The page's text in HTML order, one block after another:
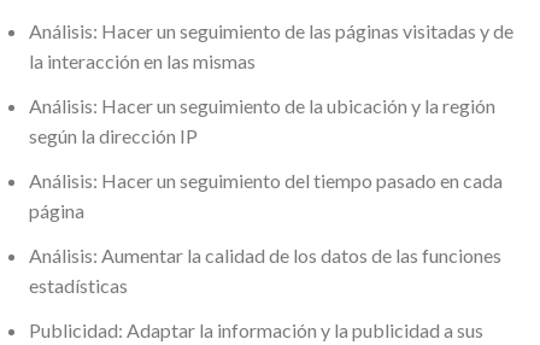
Análisis: Hacer un seguimiento de las páginas visitadas y de
la interacción en las mismas
Análisis: Hacer un seguimiento de la ubicación y la región
según la dirección IP
Análisis: Hacer un seguimiento del tiempo pasado en cada
página
Análisis: Aumentar la calidad de los datos de las funciones
estadísticas
Publicidad: Adaptar la información y la publicidad a sus